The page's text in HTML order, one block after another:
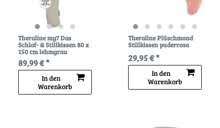
Theraline my7 Das
Schlaf- & Stillkissen 80 x
150 cm lehmgrau
89,99 € *
In den
Warenkorb
Theraline Plüschmond
Stillkissen puderrosa
29,95 € *
In den
Warenkorb